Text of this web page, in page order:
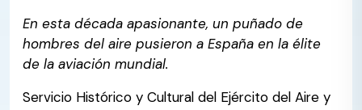
En esta década apasionante, un puñado de
hombres del aire pusieron a España en la élite
de la aviación mundial.
Servicio Histórico y Cultural del Ejército del Aire y